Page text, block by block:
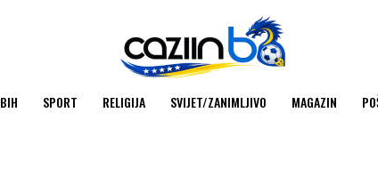
BIH SPORT RELIGIJA SVIJET/ZANIMLJIVO MAGAZIN